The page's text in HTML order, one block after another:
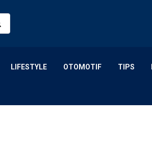
LIFESTYLE OTOMOTIF TIPS